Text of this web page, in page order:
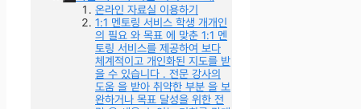
온라인 자료실 이용하기
1:1 멘토링 서비스 학생 개개인
의 필요 와 목표 에 맞춘 1:1 멘
토링 서비스를 제공하여 보다
체계적이고 개인화된 지도를 받
을 수 있습니다 . 전문 강사의
도움 을 받아 취약한 부분 을 보
완하거나 목표 달성을 위한 전